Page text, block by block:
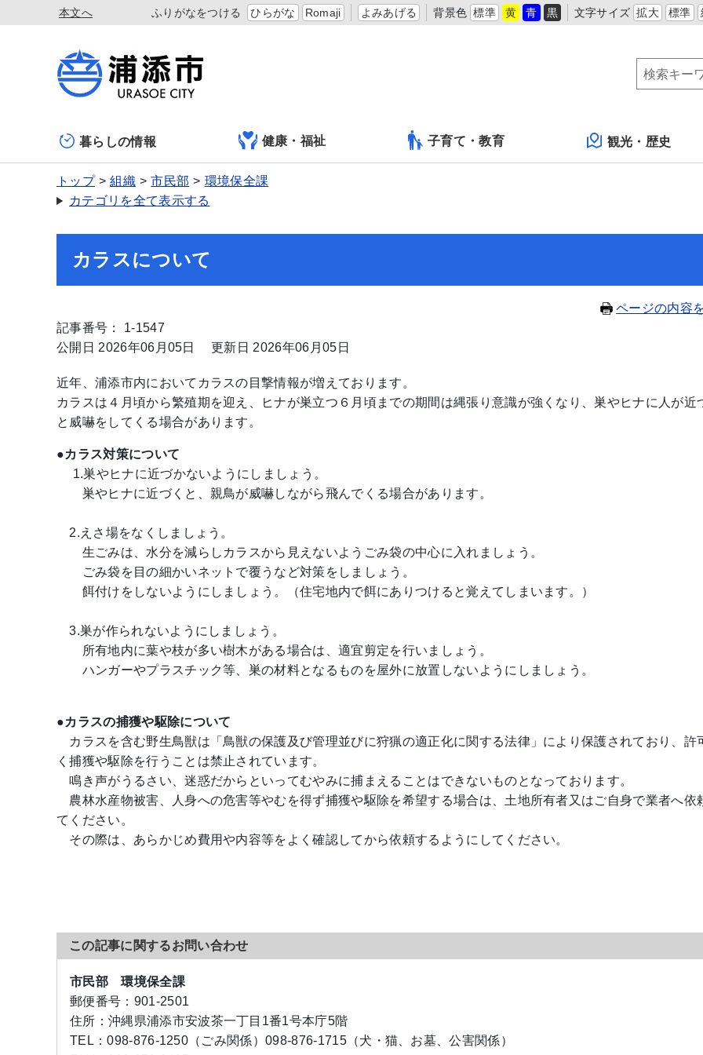
本文へ ふりがなをつける ひらがな Romaji よみあげる 背景色 標準 黄 青 黒 文字サイズ 拡大 標準
暮らしの情報 健康・福祉 子育て・教育 観光・歴史
トップ 組織 市民部
環境保全課
カテゴリを全て表示する
カラスについて
ページの内容
記事番号： 1-1547
公開日 2026年06月05日
更新日 2026年06月05日
近年、浦添市内においてカラスの目撃情報が増えております。
カラスは４月頃から繁殖期を迎え、ヒナが巣立つ６月頃までの期間は縄張り意識が強くなり、巣やヒナに人が近
と威嚇をしてくる場合があります。
●カラス対策について
1.巣やヒナに近づかないようにしましょう。
巣やヒナに近づくと、親鳥が威嚇しながら飛んでくる場合があります。
2.えさ場をなくしましょう。
生ごみは、水分を減らしカラスから見えないようごみ袋の中心に入れましょう。
ごみ袋を目の細かいネットで覆うなど対策をしましょう。
餌付けをしないようにしましょう。（住宅地内で餌にありつけると覚えてしまいます。）
3.巣が作られないようにしましょう。
所有地内に葉や枝が多い樹木がある場合は、適宜剪定を行いましょう。
ハンガーやプラスチック等、巣の材料となるものを屋外に放置しないようにしましょう。
●カラスの捕獲や駆除について
カラスを含む野生鳥獣は「鳥獣の保護及び管理並びに狩猟の適正化に関する法律」により保護されており、許
く捕獲や駆除を行うことは禁止されています。
鳴き声がうるさい、迷惑だからといってむやみに捕まえることはできないものとなっております。
農林水産物被害、人身への危害等やむを得ず捕獲や駆除を希望する場合は、土地所有者又はご自身で業者へ依
てください。
その際は、あらかじめ費用や内容等をよく確認してから依頼するようにしてください。
この記事に関するお問い合わせ
市民部 環境保全課
郵便番号： 901-2501
住所： 沖縄県浦添市安波茶一丁目1番1号本庁5階
TEL：098-876-1250（ごみ関係）098-876-1715（犬・猫、お墓、公害関係）